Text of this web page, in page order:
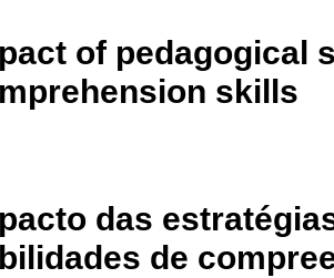
of pedagogical
skills
das
de